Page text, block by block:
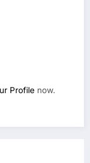
Profile now.